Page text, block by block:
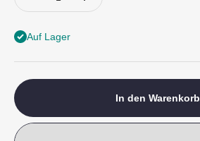
Auf Lager
In den Warenkorb